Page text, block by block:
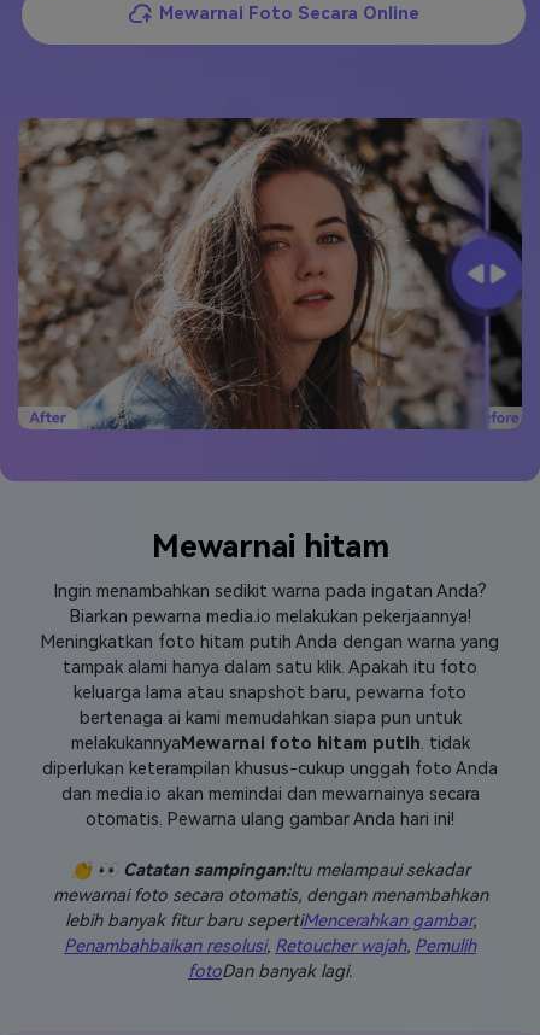
Tips & Tutorial AI
Postingan Terbaru
Jelajahi Lebih Banyak >>
Mewarnai Foto Secara Online
Mewarnai hitam
Ingin menambahkan sedikit warna pada ingatan Anda?
Biarkan pewarna media.io melakukan pekerjaannya!
Meningkatkan foto hitam putih Anda dengan warna yang
tampak alami hanya dalam satu klik. Apakah itu foto
keluarga lama atau snapshot baru, pewarna foto
bertenaga ai kami memudahkan siapa pun untuk
melakukannya Mewarnai foto hitam putih. tidak
diperlukan keterampilan khusus-cukup unggah foto Anda
dan media.io akan memindai dan mewarnainya secara
otomatis. Pewarna ulang gambar Anda hari ini!
👏 👀 Catatan sampingan:Itu melampaui sekadar
mewarnai foto secara otomatis, dengan menambahkan
lebih banyak fitur baru sepertiMencerahkan gambar,
Penambahbaikan resolusi, Retoucher wajah, Pemulih
fotoDan banyak lagi.